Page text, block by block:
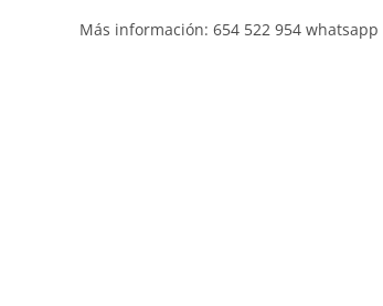
Más información: 654 522 954 whatsapp